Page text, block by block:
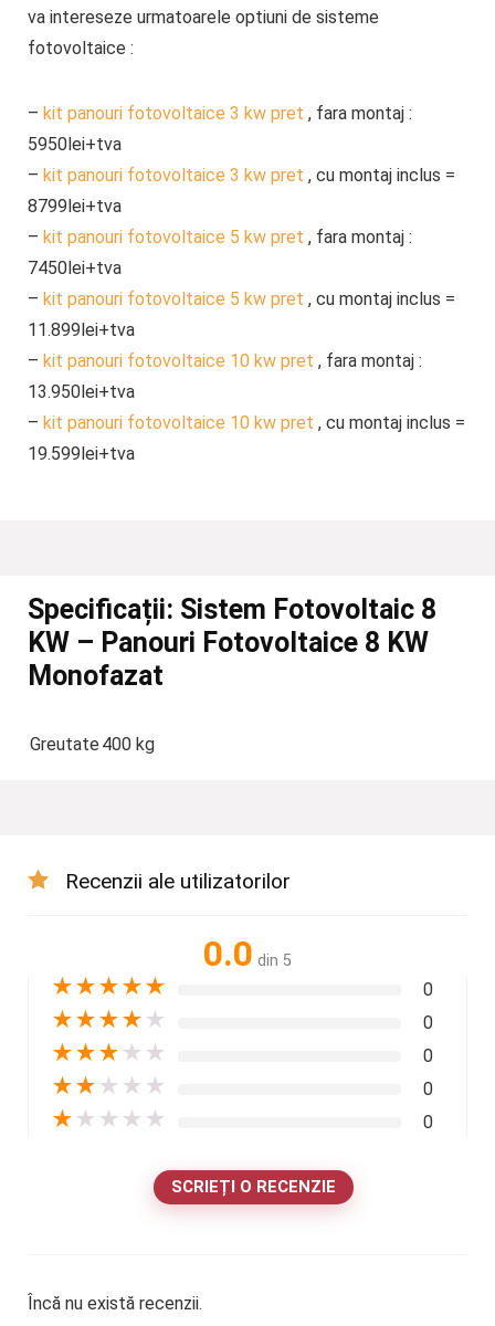
va intereseze urmatoarele optiuni de sisteme
fotovoltaice :
– kit panouri fotovoltaice 3 kw pret , fara montaj :
5950lei+tva
– kit panouri fotovoltaice 3 kw pret , cu montaj inclus =
8799lei+tva
– kit panouri fotovoltaice 5 kw pret , fara montaj :
7450lei+tva
– kit panouri fotovoltaice 5 kw pret , cu montaj inclus =
11.899lei+tva
– kit panouri fotovoltaice 10 kw pret , fara montaj :
13.950lei+tva
– kit panouri fotovoltaice 10 kw pret , cu montaj inclus =
19.599lei+tva
Specificații: Sistem Fotovoltaic 8
KW – Panouri Fotovoltaice 8 KW
Monofazat
Greutate 400 kg
Recenzii ale utilizatorilor
0.0 din 5
★★★★★ 0
★★★★ ★ 0
★★★ ★ ★ 0
★★ ★ ★ ★ 0
★ ★ ★ ★ ★ 0
SCRIEȚI O RECENZIE
Încă nu există recenzii.